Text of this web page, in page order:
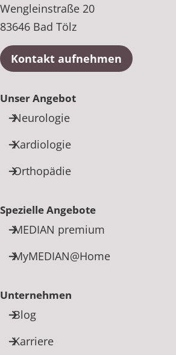
Wengleinstraße 20
83646 Bad Tölz
Kontakt aufnehmen
Unser Angebot
Neurologie
Kardiologie
Orthopädie
Spezielle Angebote
MEDIAN premium
MyMEDIAN@Home
Unternehmen
Blog
Karriere